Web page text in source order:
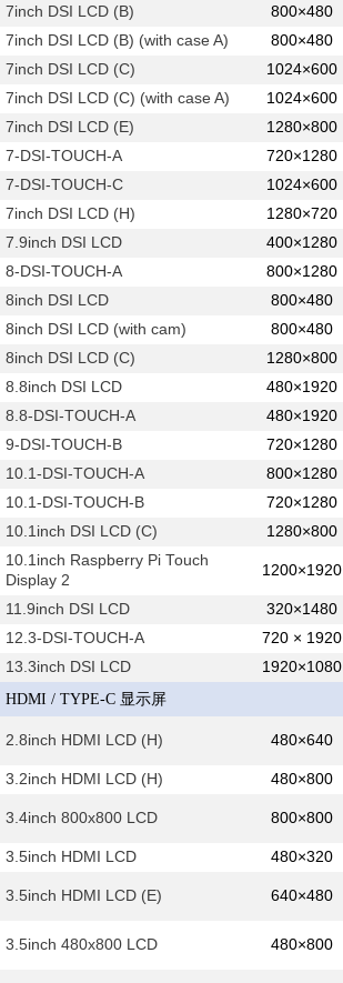
7inch DSI LCD (B)
800×480
7inch DSI LCD (B) (with case A)
800×480
7inch DSI LCD (C)
1024×600
7inch DSI LCD (C) (with case A)
1024×600
7inch DSI LCD (E)
1280×800
7-DSI-TOUCH-A
720×1280
7-DSI-TOUCH-C
1024×600
7inch DSI LCD (H)
1280×720
7.9inch DSI LCD
400×1280
8-DSI-TOUCH-A
800×1280
8inch DSI LCD
800×480
8inch DSI LCD (with cam)
800×480
8inch DSI LCD (C)
1280×800
8.8inch DSI LCD
480×1920
8.8-DSI-TOUCH-A
480×1920
9-DSI-TOUCH-B
720×1280
10.1-DSI-TOUCH-A
800×1280
10.1-DSI-TOUCH-B
720×1280
10.1inch DSI LCD (C)
1280×800
10.1inch Raspberry Pi Touch
Display 2
1200×1920
11.9inch DSI LCD 320×1480
12.3-DSI-TOUCH-A
720 × 1920
13.3inch DSI LCD
1920×1080
HDMI / TYPE-C 显示屏
2.8inch HDMI LCD (H) 480×640
3.2inch HDMI LCD (H) 480×800
3.4inch 800x800 LCD 800×800
3.5inch HDMI LCD 480×320
3.5inch HDMI LCD (E) 640×480
3.5inch 480x800 LCD 480×800